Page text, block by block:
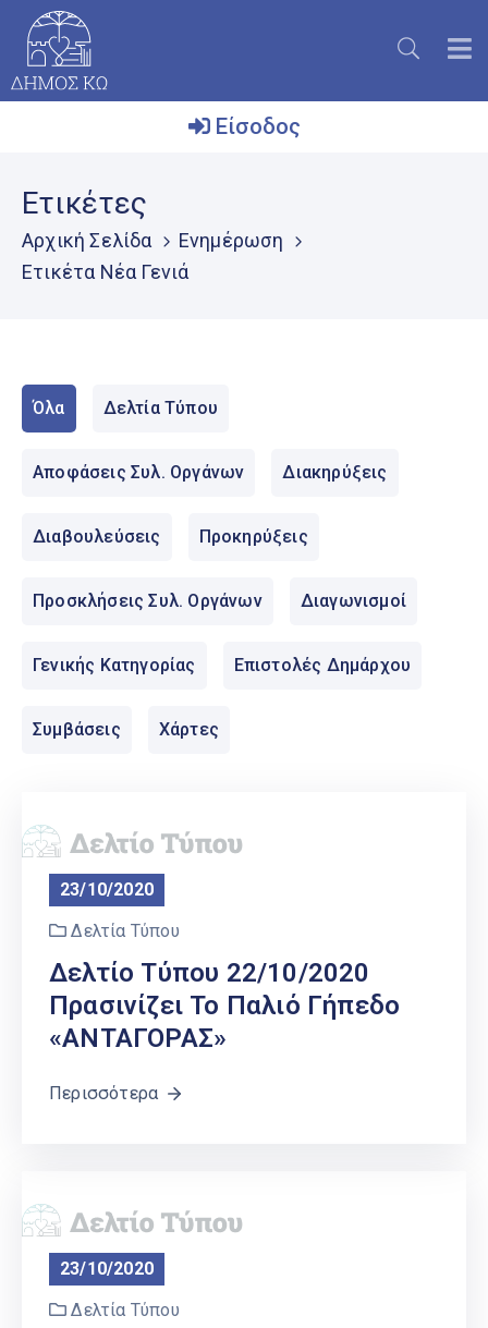
Δήμος
Το
Νησί
Μητρώο
Εθελοντών
Είσοδος
Ετικέτες
Αρχική Σελίδα
Ενημέρωση
Ετικέτα Νέα Γενιά
Όλα Δελτία Τύπου
Αποφάσεις Συλ. Οργάνων Διακηρύξεις
Διαβουλεύσεις Προκηρύξεις
Προσκλήσεις Συλ. Οργάνων Διαγωνισμοί
Γενικής Κατηγορίας Επιστολές Δημάρχου
Συμβάσεις Χάρτες
23/10/2020
Δελτία Τύπου
Δελτίο Τύπου 22/10/2020
Πρασινίζει Το Παλιό Γήπεδο
«ΑΝΤΑΓΟΡΑΣ»
Περισσότερα
23/10/2020
Δελτία Τύπου